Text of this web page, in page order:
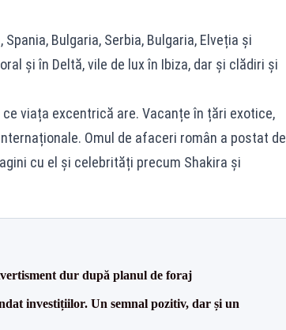
Bulgaria, Serbia, Bulgaria, Elveția și
și în Deltă, vile de lux în Ibiza, dar și clădiri și
viața excentrică are. Vacanțe în țări exotice,
Omul de afaceri român a postat de
cu el și celebrități precum Shakira și
dur după planul de foraj
investițiilor. Un semnal pozitiv, dar și un